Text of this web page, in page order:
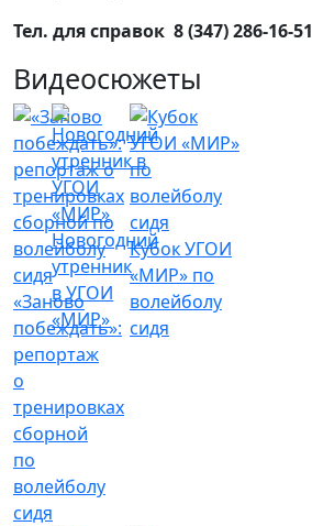
Тел. для справок 8 (347) 286-16-51
Видеосюжеты
«Заново
побеждать»:
репортаж
о
тренировках
сборной
по
волейболу
сидя
Новогодний
утренник
в УГОИ
«МИР»
Кубок УГОИ
«МИР» по
волейболу
сидя